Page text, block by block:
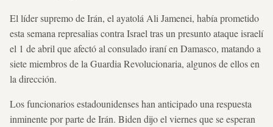
El líder supremo de Irán, el ayatolá Ali Jamenei, había prometido
esta semana represalias contra Israel tras un presunto ataque israelí
el 1 de abril que afectó al consulado iraní en Damasco, matando a
siete miembros de la Guardia Revolucionaria, algunos de ellos en
la dirección.
Los funcionarios estadounidenses han anticipado una respuesta
inminente por parte de Irán. Biden dijo el viernes que se esperan